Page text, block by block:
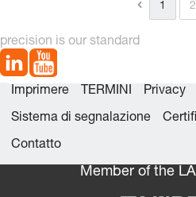
1 2
precision is our standard
Imprimere TERMINI Privacy
Sistema di segnalazione
Contatto
Member of the